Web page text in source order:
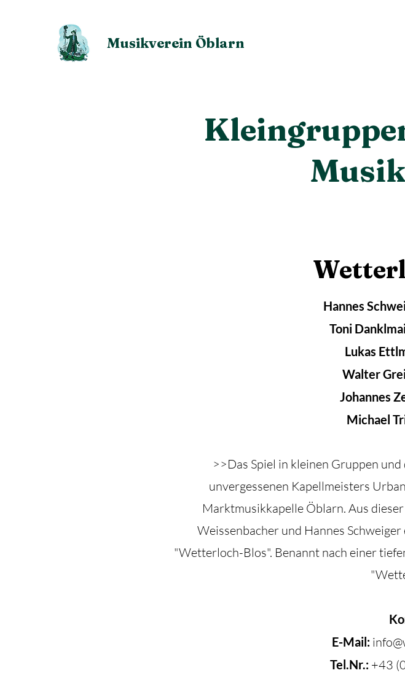
Musikverein Öblarn
Hannes
Toni
Lukas
Walter
Johannes
Michael
>>Das Spiel in kleinen Gruppen
unvergessenen Kapellmeisters
Marktmusikkapelle Öblarn. Aus
Weissenbacher und Hannes
"Wetterloch-Blos". Benannt nach einer
E-Mail:
Tel.Nr.: +43